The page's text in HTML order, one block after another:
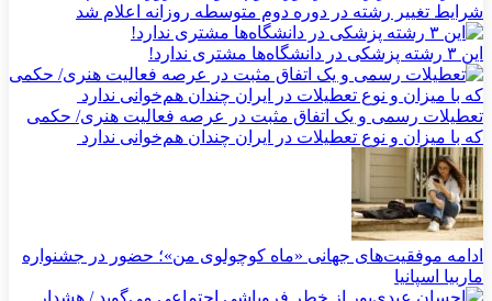
شرایط تغییر رشته در دوره دوم متوسطه روزانه اعلام شد
این ۳ رشته پزشکی در دانشگاه‌ها مشتری ندارد!
تعطیلات رسمی و یک اتفاق مثبت در عرصه فعالیت هنری/ حکمی
که با میزان و نوع تعطیلات در ایران چندان هم‌خوانی ندارد
ادامه موفقیت‌های جهانی «ماه کوچولوی من»؛ حضور در جشنواره
ماربیا اسپانیا